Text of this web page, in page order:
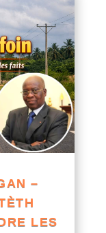
–
LES